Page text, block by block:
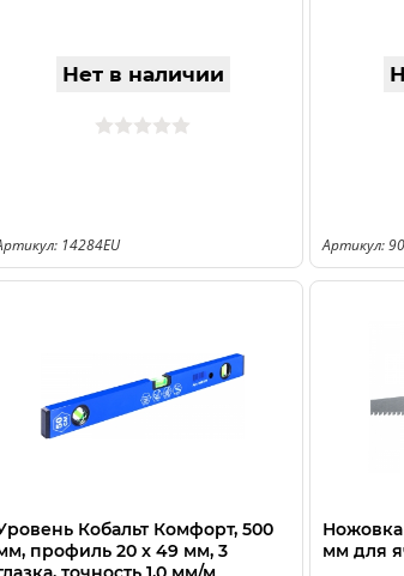
Нет в наличии
14284EU Артикул:
Кобальт Комфорт, 500
профиль 20 x 49 мм, 3
Ножовка
мм для